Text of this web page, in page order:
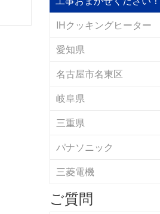
IHクッキングヒーター
愛知県
名古屋市名東区
岐阜県
三重県
パナソニック
三菱電機
ご質問